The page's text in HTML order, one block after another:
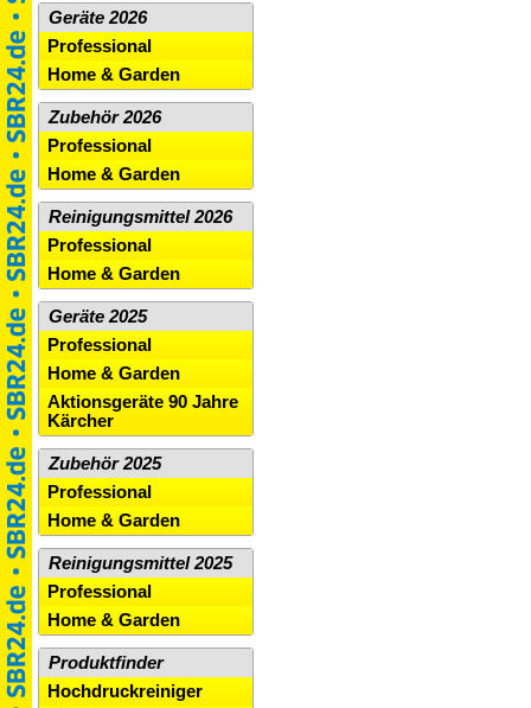
Geräte 2026
Professional
Home & Garden
Zubehör 2026
Professional
Home & Garden
Reinigungsmittel 2026
Professional
Home & Garden
Geräte 2025
Professional
Home & Garden
Aktionsgeräte 90 Jahre
Kärcher
Zubehör 2025
Professional
Home & Garden
Reinigungsmittel 2025
Professional
Home & Garden
Produktfinder
Hochdruckreiniger